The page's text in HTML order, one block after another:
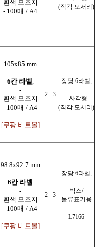
흰색 모조지
- 100매 / A4
(직각 모서리)
105x85 mm
-
6칸 라벨
-
흰색 모조지
- 100매 / A4
[쿠팡 비트몰]
2 3
장당 6라벨,
- 사각형
(직각 모서리)
98.8x92.7 mm
-
6칸 라벨
-
흰색 모조지
- 100매 / A4
[쿠팡 비트몰]
2 3
장당 6라벨,
박스/
물류표기용
L7166